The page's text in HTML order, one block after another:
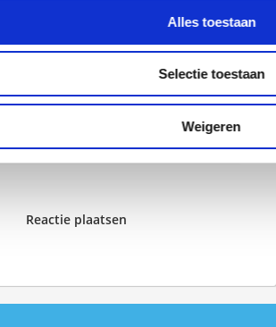
Alles toestaan
Selectie toestaan
Weigeren
en zo licht als het kan: het verhaal van Iris
Reactie plaatsen